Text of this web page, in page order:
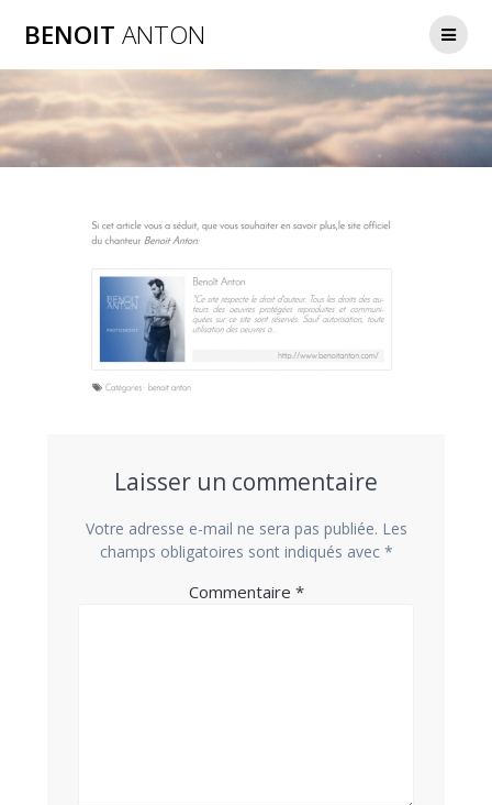
BENOIT ANTON
Laisser un commentaire
Votre adresse e-mail ne sera pas publiée. Les
champs obligatoires sont indiqués avec *
Commentaire *